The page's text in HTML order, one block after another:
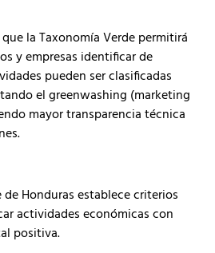
la Taxonomía Verde permitirá
y empresas identificar de
pueden ser clasificadas
el greenwashing (marketing
mayor transparencia técnica
Honduras establece criterios
actividades económicas con
positiva.